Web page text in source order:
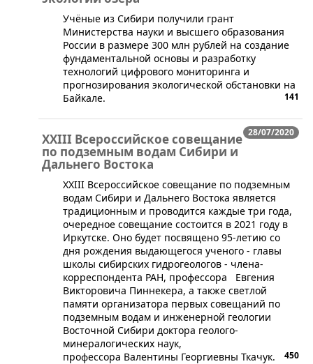
​​Учёные из Сибири получили грант
Министерства науки и высшего образования
России в размере 300 млн рублей на создание
фундаментальной основы и разработку
технологий цифрового мониторинга и
прогнозирования экологической обстановки на
Байкале.
141
28/07/2020
XXIII Всероссийское совещание
по подземным водам Сибири и
Дальнего Востока
​XXIII Всероссийское совещание по подземным
водам Сибири и Дальнего Востока является
традиционным и проводится каждые три года,
очередное совещание состоится в 2021 году в
Иркутске. Оно будет посвящено 95-летию со
дня рождения выдающегося ученого - глав​ы
школы сибирских гидрогеологов - члена-
корреспондента РАН, профессора Евгения
Викторовича Пиннекера, а также светлой
памяти организатора первых совещаний по
подземным водам и инженерной геологии
Восточной Сибири доктора геолого-
минералогических наук,
профессора Валентины Георгиевны Ткачук.
450